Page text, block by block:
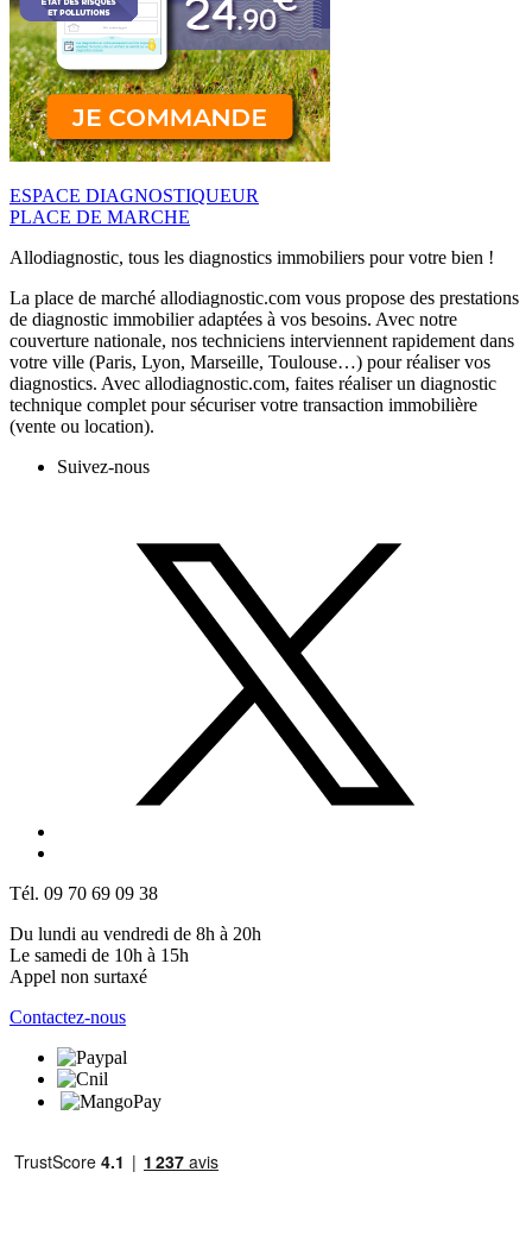
ESPACE DIAGNOSTIQUEUR
PLACE DE MARCHE
Allodiagnostic, tous les diagnostics immobiliers pour votre bien !
La place de marché allodiagnostic.com vous propose des prestations
de diagnostic immobilier adaptées à vos besoins. Avec notre
couverture nationale, nos techniciens interviennent rapidement dans
votre ville (Paris, Lyon, Marseille, Toulouse…) pour réaliser vos
diagnostics. Avec allodiagnostic.com, faites réaliser un diagnostic
technique complet pour sécuriser votre transaction immobilière
(vente ou location).
Suivez-nous
Tél. 09 70 69 09 38
Du lundi au vendredi de 8h à 20h
Le samedi de 10h à 15h
Appel non surtaxé
Contactez-nous